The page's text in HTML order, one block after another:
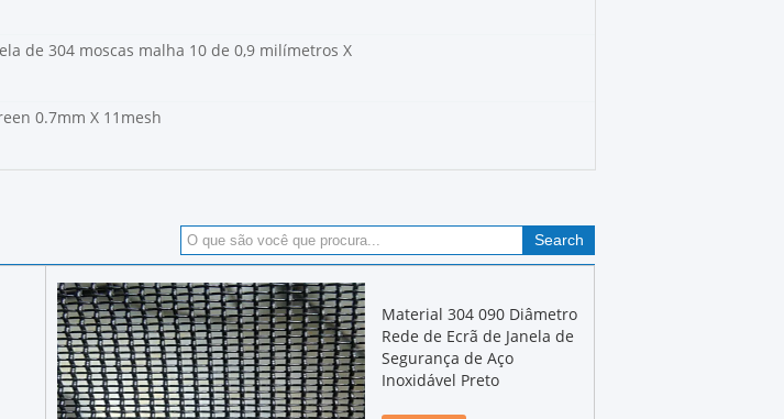
de 304 moscas malha 10 de 0,9 milímetros X
0.7mm X 11mesh
Material 304 090 Diâmetro
Rede de Ecrã de Janela de
Segurança de Aço
Inoxidável Preto